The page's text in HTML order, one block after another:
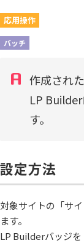
応用操作
バッチ
作成され
LP
す。
設定方法
対象サイトの「サ
ます。
LP Builderバッジ